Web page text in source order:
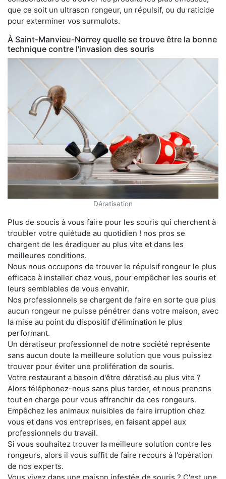
que ce soit un ultrason rongeur, un répulsif, ou du raticide
pour exterminer vos surmulots.
À Saint-Manvieu-Norrey quelle se trouve être la bonne
technique contre l'invasion des souris
Dératisation
Plus de soucis à vous faire pour les souris qui cherchent à
troubler votre quiétude au quotidien ! nos pros se
chargent de les éradiquer au plus vite et dans les
meilleures conditions.
Nous nous occupons de trouver le répulsif rongeur le plus
efficace à installer chez vous, pour empêcher les souris et
leurs semblables de vous envahir.
Nos professionnels se chargent de faire en sorte que plus
aucun rongeur ne puisse pénétrer dans votre maison, avec
la mise au point du dispositif d'élimination le plus
performant.
Un dératiseur professionnel de notre société représente
sans aucun doute la meilleure solution que vous puissiez
trouver pour éviter une prolifération de souris.
Votre restaurant a besoin d'être dératisé au plus vite ?
Alors téléphonez-nous sans plus tarder, et nous prenons
tout en charge pour vous affranchir de ces rongeurs.
Empêchez les animaux nuisibles de faire irruption chez
vous et dans vos entreprises, en faisant appel aux
professionnels du travail.
Si vous souhaitez trouver la meilleure solution contre les
rongeurs, alors il vous suffit de faire recours à l'opération
de nos experts.
Vous vivez dans une maison infestée de souris ? C'est une